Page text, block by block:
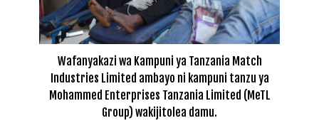
Wafanyakazi wa Kampuni ya Tanzania Match
Industries Limited ambayo ni kampuni tanzu ya
Mohammed Enterprises Tanzania Limited (MeTL
Group) wakijitolea damu.